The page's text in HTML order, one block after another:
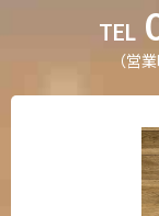
TEL
（営